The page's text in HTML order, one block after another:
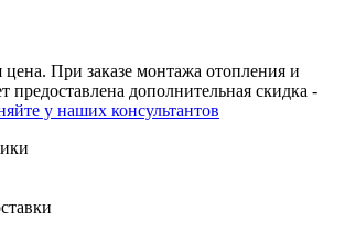
цена. При заказе монтажа отопления и
предоставлена дополнительная скидка -
у наших консультантов